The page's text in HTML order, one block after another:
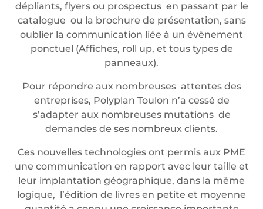
dépliants, flyers ou prospectus en passant par le
catalogue ou la brochure de présentation, sans
oublier la communication liée à un évènement
ponctuel (Affiches, roll up, et tous types de
panneaux).
Pour répondre aux nombreuses attentes des
entreprises, Polyplan Toulon n’a cessé de
s’adapter aux nombreuses mutations de
demandes de ses nombreux clients.
Ces nouvelles technologies ont permis aux PME
une communication en rapport avec leur taille et
leur implantation géographique, dans la même
logique, l’édition de livres en petite et moyenne